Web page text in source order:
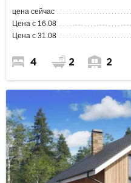
цена сейчас
Цена с 16.08
Цена с 31.08
4 2 2